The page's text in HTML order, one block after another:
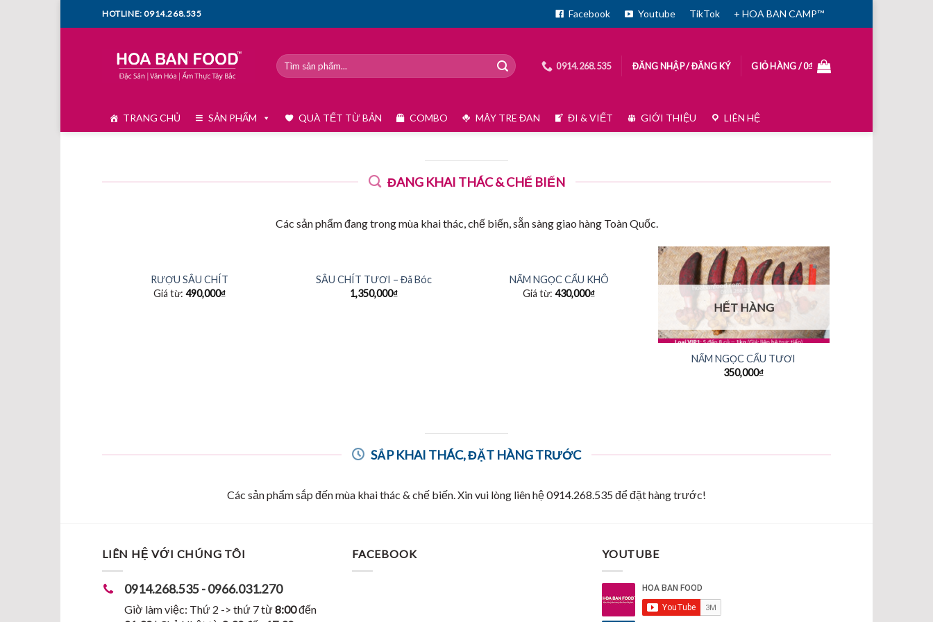
to
HOTLINE: 0914.268.535 Facebook Youtube TikTok + HOA BAN CAMP™
Tìm
kiếm:
0914.268.535 ĐĂNG NHẬP / ĐĂNG KÝ GIỎ HÀNG /0₫
TRANG CHỦ SẢN PHẨM QUÀ TẾT TỪ BẢN COMBO MÂY TRE ĐAN ĐI & VIẾT GIỚI THIỆU LIÊN HỆ
ĐANG KHAI THÁC & CHẾ BIẾN
Các sản phẩm đang trong mùa khai thác, chế biến, sẵn sàng giao hàng Toàn Quốc.
RƯỢU SÂU CHÍT
Giá từ: 490,000₫
HẾT HÀNG
SÂU CHÍT TƯƠI – Đã Bóc
1,350,000₫
NẤM NGỌC CẨU KHÔ
Giá từ:430,000₫
+
HẾT HÀNG
NẤM NGỌC CẨU TƯƠI
350,000₫
SẮP KHAI THÁC, ĐẶT HÀNG TRƯỚC
Các sản phẩm sắp đến mùa khai thác & chế biến. Xin vui lòng liên hệ 0914.268.535 để đặt hàng trước!
LIÊN HỆ VỚI CHÚNG TÔI
0914.268.535 - 0966.031.270
Giờ làm việc: Thứ 2 -> thứ 7 từ8:00đến
FACEBOOK YOUTUBE